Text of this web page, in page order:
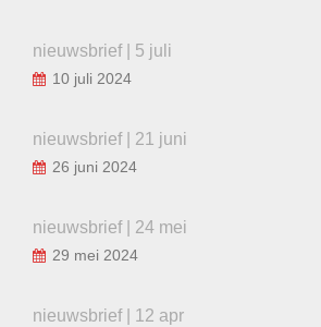
nieuwsbrief | 5 juli
10 juli 2024
nieuwsbrief | 21 juni
26 juni 2024
nieuwsbrief | 24 mei
29 mei 2024
nieuwsbrief | 12 apr